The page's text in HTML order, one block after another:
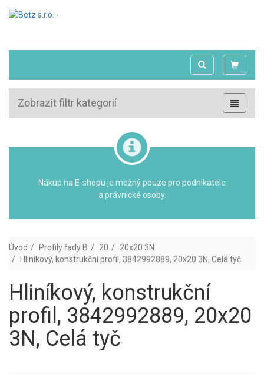
Zobrazit filtr kategorií
Nákup na E-shopu je možný pouze pro podnikatele
a právnické osoby.
Úvod Profily řady B 20
20x20 3N
Hliníkový, konstrukční profil, 3842992889, 20x20 3N, Celá tyč
Hliníkový, konstrukční
profil, 3842992889, 20x20
3N, Celá tyč